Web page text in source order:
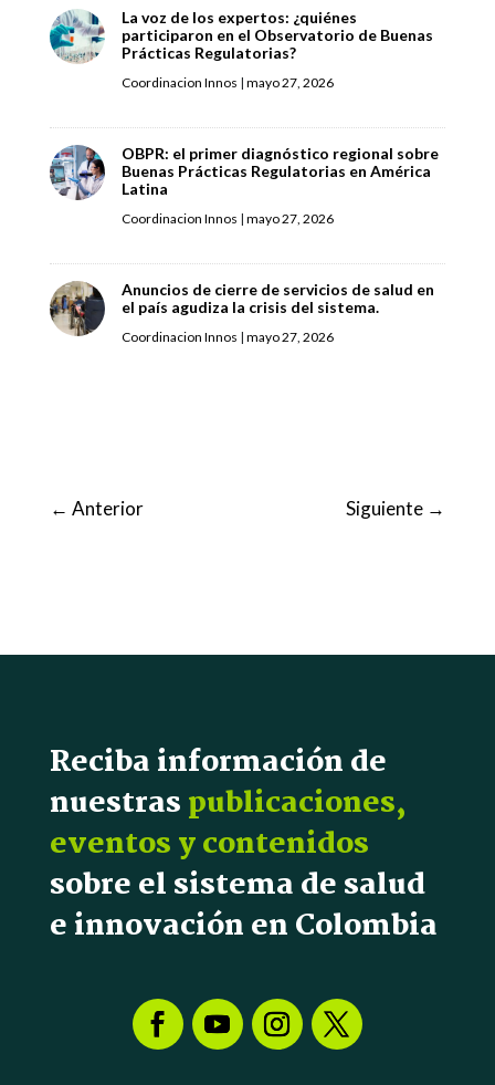
La voz de los expertos: ¿quiénes
participaron en el Observatorio de Buenas
Prácticas Regulatorias?
Coordinacion Innos | mayo 27, 2026
OBPR: el primer diagnóstico regional sobre
Buenas Prácticas Regulatorias en América
Latina
Coordinacion Innos | mayo 27, 2026
Anuncios de cierre de servicios de salud en
el país agudiza la crisis del sistema.
Coordinacion Innos | mayo 27, 2026
← Anterior Siguiente →
Reciba información de
nuestraspublicaciones,
eventos y contenidos
sobre el sistema de salud
e innovación en Colombia